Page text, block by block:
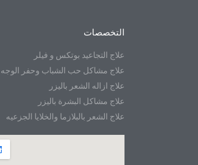
التخصصات
علاج التجاعيد بوتكس و فيلر
علاج مشاكل حب الشباب وحفر الوجه
علاج ازاله الشعر باليزر
علاج مشاكل البشرة باليزر
علاج الشعر بالبلازما والخلايا الجزعيه